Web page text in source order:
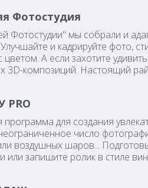
Фотостудия
Фотостудии" мы собрали и
и кадрируйте фото,
цветом. А если захотите
3D-композиций. Настоящий
программа для создания
число
воздушных шаров...
или запишите ролик в стиле